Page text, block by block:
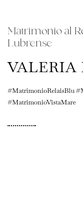
Matrimonio al
Lubrense
VALERIA
#MatrimonioRelaisBlu
#MatrimonioVistaMare